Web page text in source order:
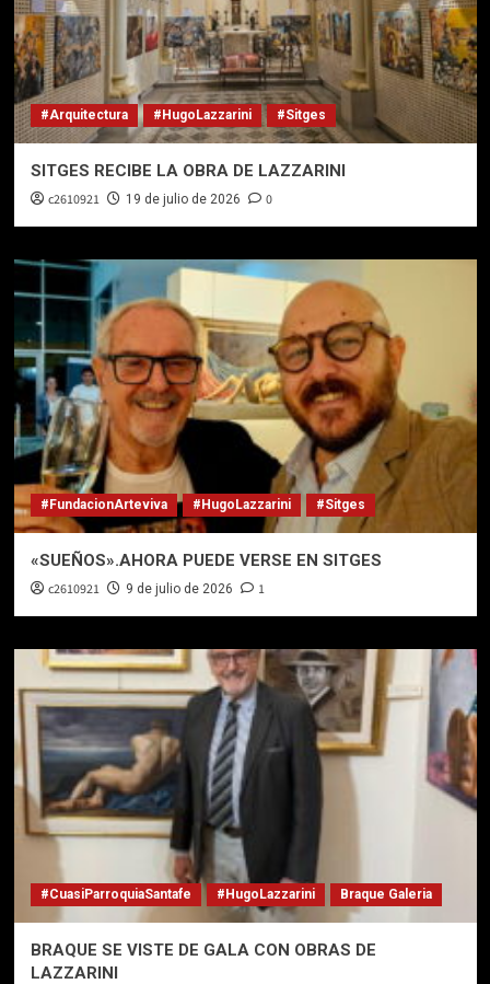
#Arquitectura #HugoLazzarini #Sitges
SITGES RECIBE LA OBRA DE LAZZARINI
c2610921 19 de julio de 2026 0
#FundacionArteviva #HugoLazzarini #Sitges
«SUEÑOS».AHORA PUEDE VERSE EN SITGES
c2610921 9 de julio de 2026 1
#CuasiParroquiaSantafe #HugoLazzarini Braque Galeria
BRAQUE SE VISTE DE GALA CON OBRAS DE
LAZZARINI